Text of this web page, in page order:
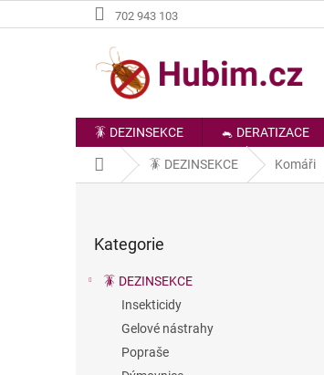
na
702 943 103
🪳 DEZINSEKCE 🐁 DERATIZACE
Domů 🪳 DEZINSEKCE Komáři
kategorie
Kategorie
🪳 DEZINSEKCE
Insekticidy
Gelové nástrahy
Popraše